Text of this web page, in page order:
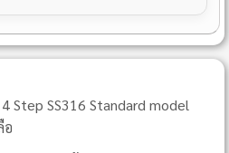
Step SS316 Standard model
อ